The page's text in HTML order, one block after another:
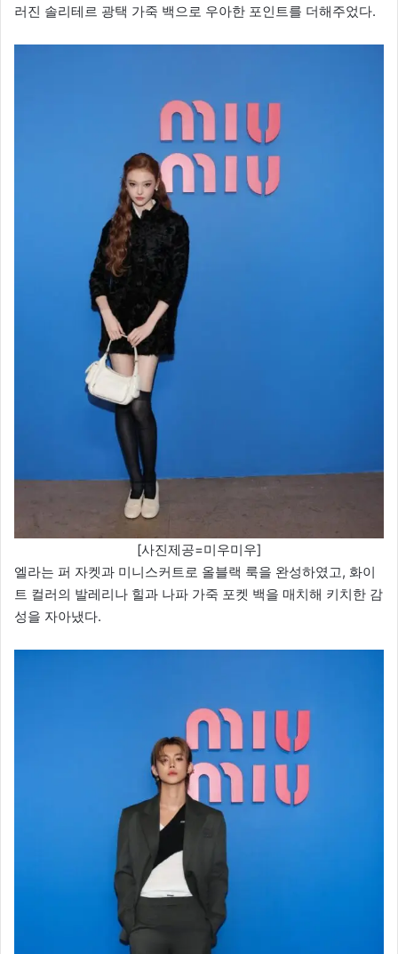
러진 솔리테르 광택 가죽 백으로 우아한 포인트를 더해주었다.
[사진제공=미우미우]
엘라는 퍼 자켓과 미니스커트로 올블랙 룩을 완성하였고, 화이
트 컬러의 발레리나 힐과 나파 가죽 포켓 백을 매치해 키치한 감
성을 자아냈다.